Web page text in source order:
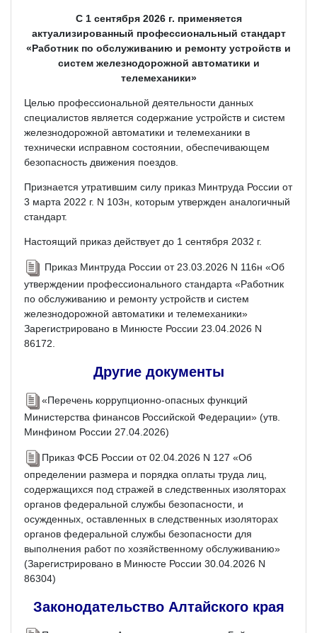
С 1 сентября 2026 г. применяется
актуализированный профессиональный стандарт
«Работник по обслуживанию и ремонту устройств и
систем железнодорожной автоматики и
телемеханики»
Целью профессиональной деятельности данных
специалистов является содержание устройств и систем
железнодорожной автоматики и телемеханики в
технически исправном состоянии, обеспечивающем
безопасность движения поездов.
Признается утратившим силу приказ Минтруда России от
3 марта 2022 г. N 103н, которым утвержден аналогичный
стандарт.
Настоящий приказ действует до 1 сентября 2032 г.
Приказ Минтруда России от 23.03.2026 N 116н «Об
утверждении профессионального стандарта «Работник
по обслуживанию и ремонту устройств и систем
железнодорожной автоматики и телемеханики»
Зарегистрировано в Минюсте России 23.04.2026 N
86172.
Другие документы
«Перечень коррупционно-опасных функций
Министерства финансов Российской Федерации» (утв.
Минфином России 27.04.2026)
Приказ ФСБ России от 02.04.2026 N 127 «Об
определении размера и порядка оплаты труда лиц,
содержащихся под стражей в следственных изоляторах
органов федеральной службы безопасности, и
осужденных, оставленных в следственных изоляторах
органов федеральной службы безопасности для
выполнения работ по хозяйственному обслуживанию»
(Зарегистрировано в Минюсте России 30.04.2026 N
86304)
Законодательство Алтайского края